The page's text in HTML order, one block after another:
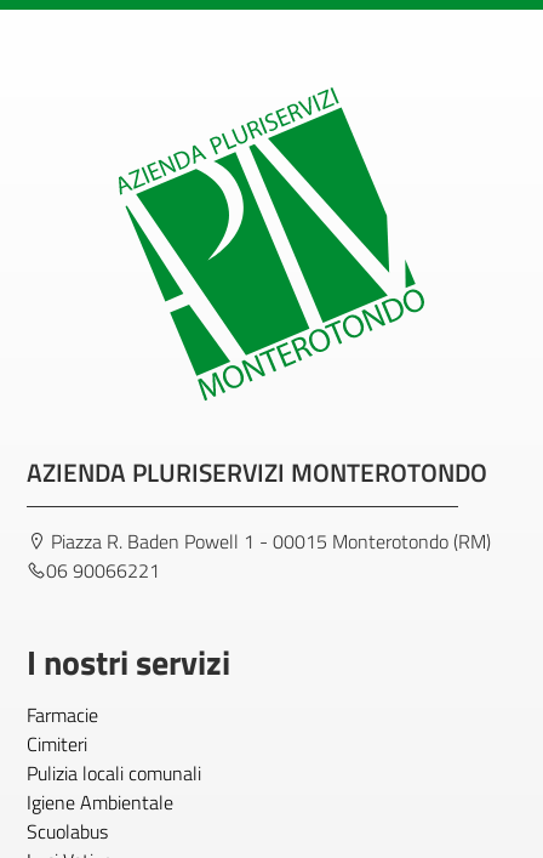
AZIENDA PLURISERVIZI MONTEROTONDO
Piazza R. Baden Powell 1 - 00015 Monterotondo (RM)
06 90066221
I nostri servizi
Farmacie
Cimiteri
Pulizia locali comunali
Igiene Ambientale
Scuolabus